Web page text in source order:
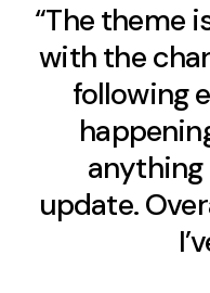
“The theme
with the
following
update.